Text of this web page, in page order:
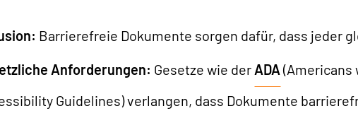
Barrierefreie Dokumente sorgen dafür, dass jeder
Anforderungen: Gesetze wie der ADA (Americans
Guidelines) verlangen, dass Dokumente